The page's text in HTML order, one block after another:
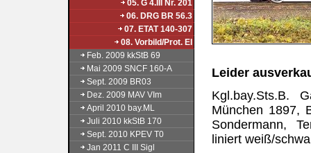
05. G 4.III Nr. 201
06. DRG BR 56.3
07. ETAT 140-307
08. Vorbild/Prot. EI
Feb. 2009 kkStB 69
Mai 2009 SNCF 160-A
Sept. 2009 BR03
Dez. 2009 MAV VIm
April 2010 bay.ML
Juli 2010 kkStB 170
Sept. 2010 KPEV T0
Jan 2011 C III Sigl
Leider
Kgl.bay.Sts.B.
München 1897,
Sondermann,
liniert weiß/